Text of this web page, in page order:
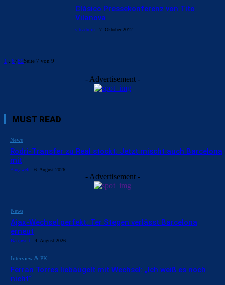
Clásico Pressekonferenz von Tito
Vilanova
siteadmin - 7. Oktober 2012
1 6789Seite 7 von 9
- Advertisement -
MUST READ
News
Rodri-Transfer zu Real stockt: Jetzt mischt auch Barcelona
mit
Barçawelt - 6. August 2026
- Advertisement -
News
Ajax-Wechsel perfekt: Ter Stegen verlässt Barcelona
erneut
Barçawelt - 4. August 2026
Interview & PK
Ferran Torres liebäugelt mit Wechsel: „Ich weiß es noch
nicht“